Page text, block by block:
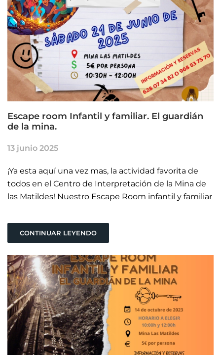
Escape room Infantil y familiar. El guardián
de la mina.
13 junio 2025
¡Ya esta aquí una vez mas, la actividad favorita de
todos en el Centro de Interpretación de la Mina de
las Matildes! Nuestro Escape Room infantil y familiar
CONTINUAR LEYENDO